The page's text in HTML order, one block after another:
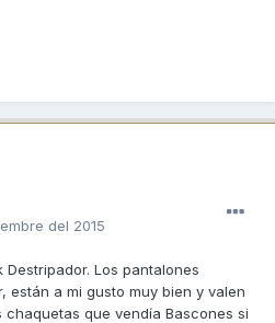
del 2015
Los pantalones
están a mi gusto muy bien y valen
que vendía Bascones si